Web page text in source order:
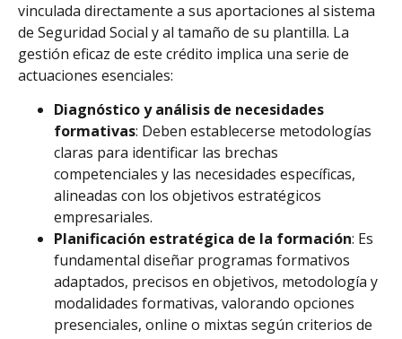
vinculada directamente a sus aportaciones al sistema
de Seguridad Social y al tamaño de su plantilla. La
gestión eficaz de este crédito implica una serie de
actuaciones esenciales:
Diagnóstico y análisis de necesidades
formativas: Deben establecerse metodologías
claras para identificar las brechas
competenciales y las necesidades específicas,
alineadas con los objetivos estratégicos
empresariales.
Planificación estratégica de la formación: Es
fundamental diseñar programas formativos
adaptados, precisos en objetivos, metodología y
modalidades formativas, valorando opciones
presenciales, online o mixtas según criterios de